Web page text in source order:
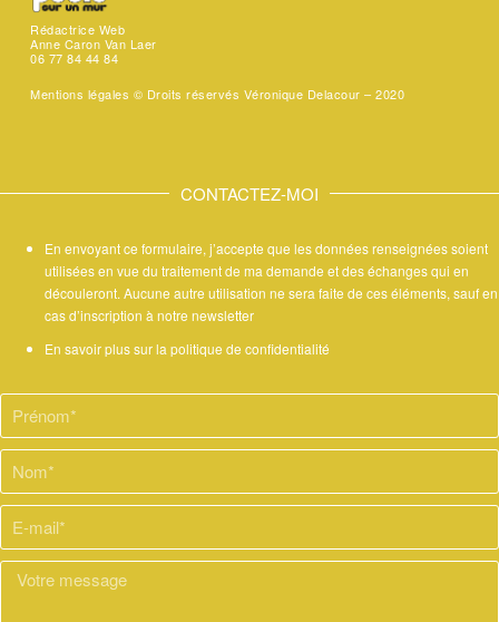
Rédactrice Web
Anne Caron Van Laer
06 77 84 44 84
Mentions légales © Droits réservés Véronique Delacour – 2020
CONTACTEZ-MOI
En envoyant ce formulaire, j’accepte que les données renseignées soient
utilisées en vue du traitement de ma demande et des échanges qui en
découleront. Aucune autre utilisation ne sera faite de ces éléments, sauf en
cas d’inscription à notre newsletter
En savoir plus sur la politique de confidentialité